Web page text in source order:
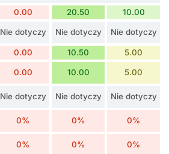
0.00 20.50 10.00
Nie dotyczy Nie dotyczy Nie dotyczy
0.00 10.50 5.00
0.00 10.00 5.00
Nie dotyczy Nie dotyczy Nie dotyczy
0% 0% 0%
0% 0% 0%